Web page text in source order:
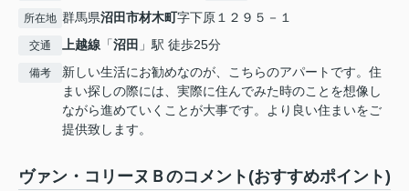
所在地 群馬県沼田市材木町字下原１２９５－１
交通 上越線 「沼田 」駅 徒歩25分
備考
新しい生活にお勧めなのが、こちらのアパートです。住
まい探しの際には、実際に住んでみた時のことを想像し
ながら進めていくことが大事です。より良い住まいをご
提供致します。
ヴァン・コリーヌＢのコメント(おすすめポイント)